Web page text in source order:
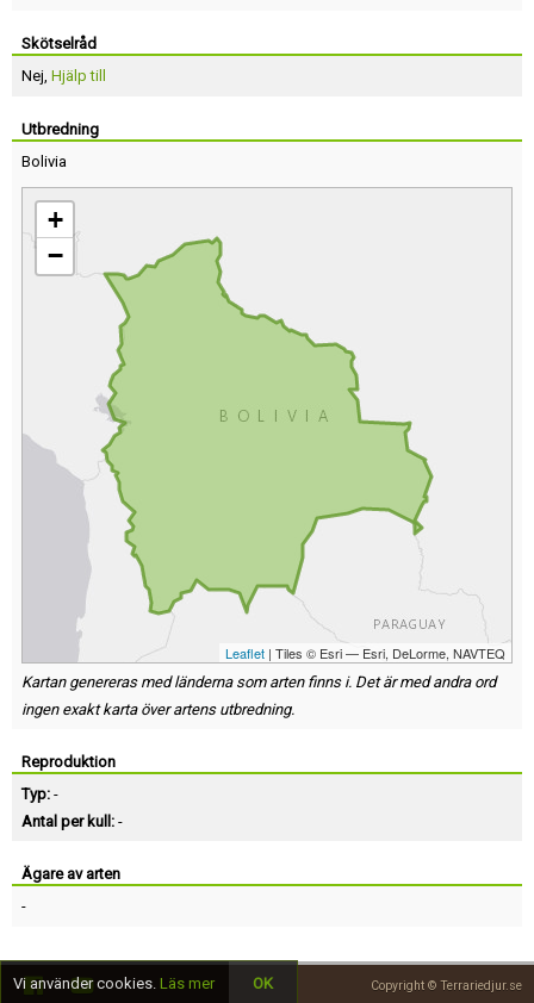
Skötselråd
Nej, Hjälp till
Utbredning
Bolivia
+
−
Leaflet | Tiles © Esri — Esri, DeLorme, NAVTEQ
Kartan genereras med länderna som arten finns i. Det är med andra ord
ingen exakt karta över artens utbredning.
Reproduktion
Typ: -
Antal per kull: -
Ägare av arten
-
Copyright © Terrariedjur.se
Vi använder cookies. Läs mer OK